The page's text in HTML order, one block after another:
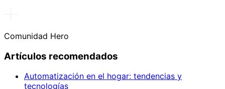
Comunidad Hero
Artículos recomendados
Automatización en el hogar: tendencias y
tecnologías